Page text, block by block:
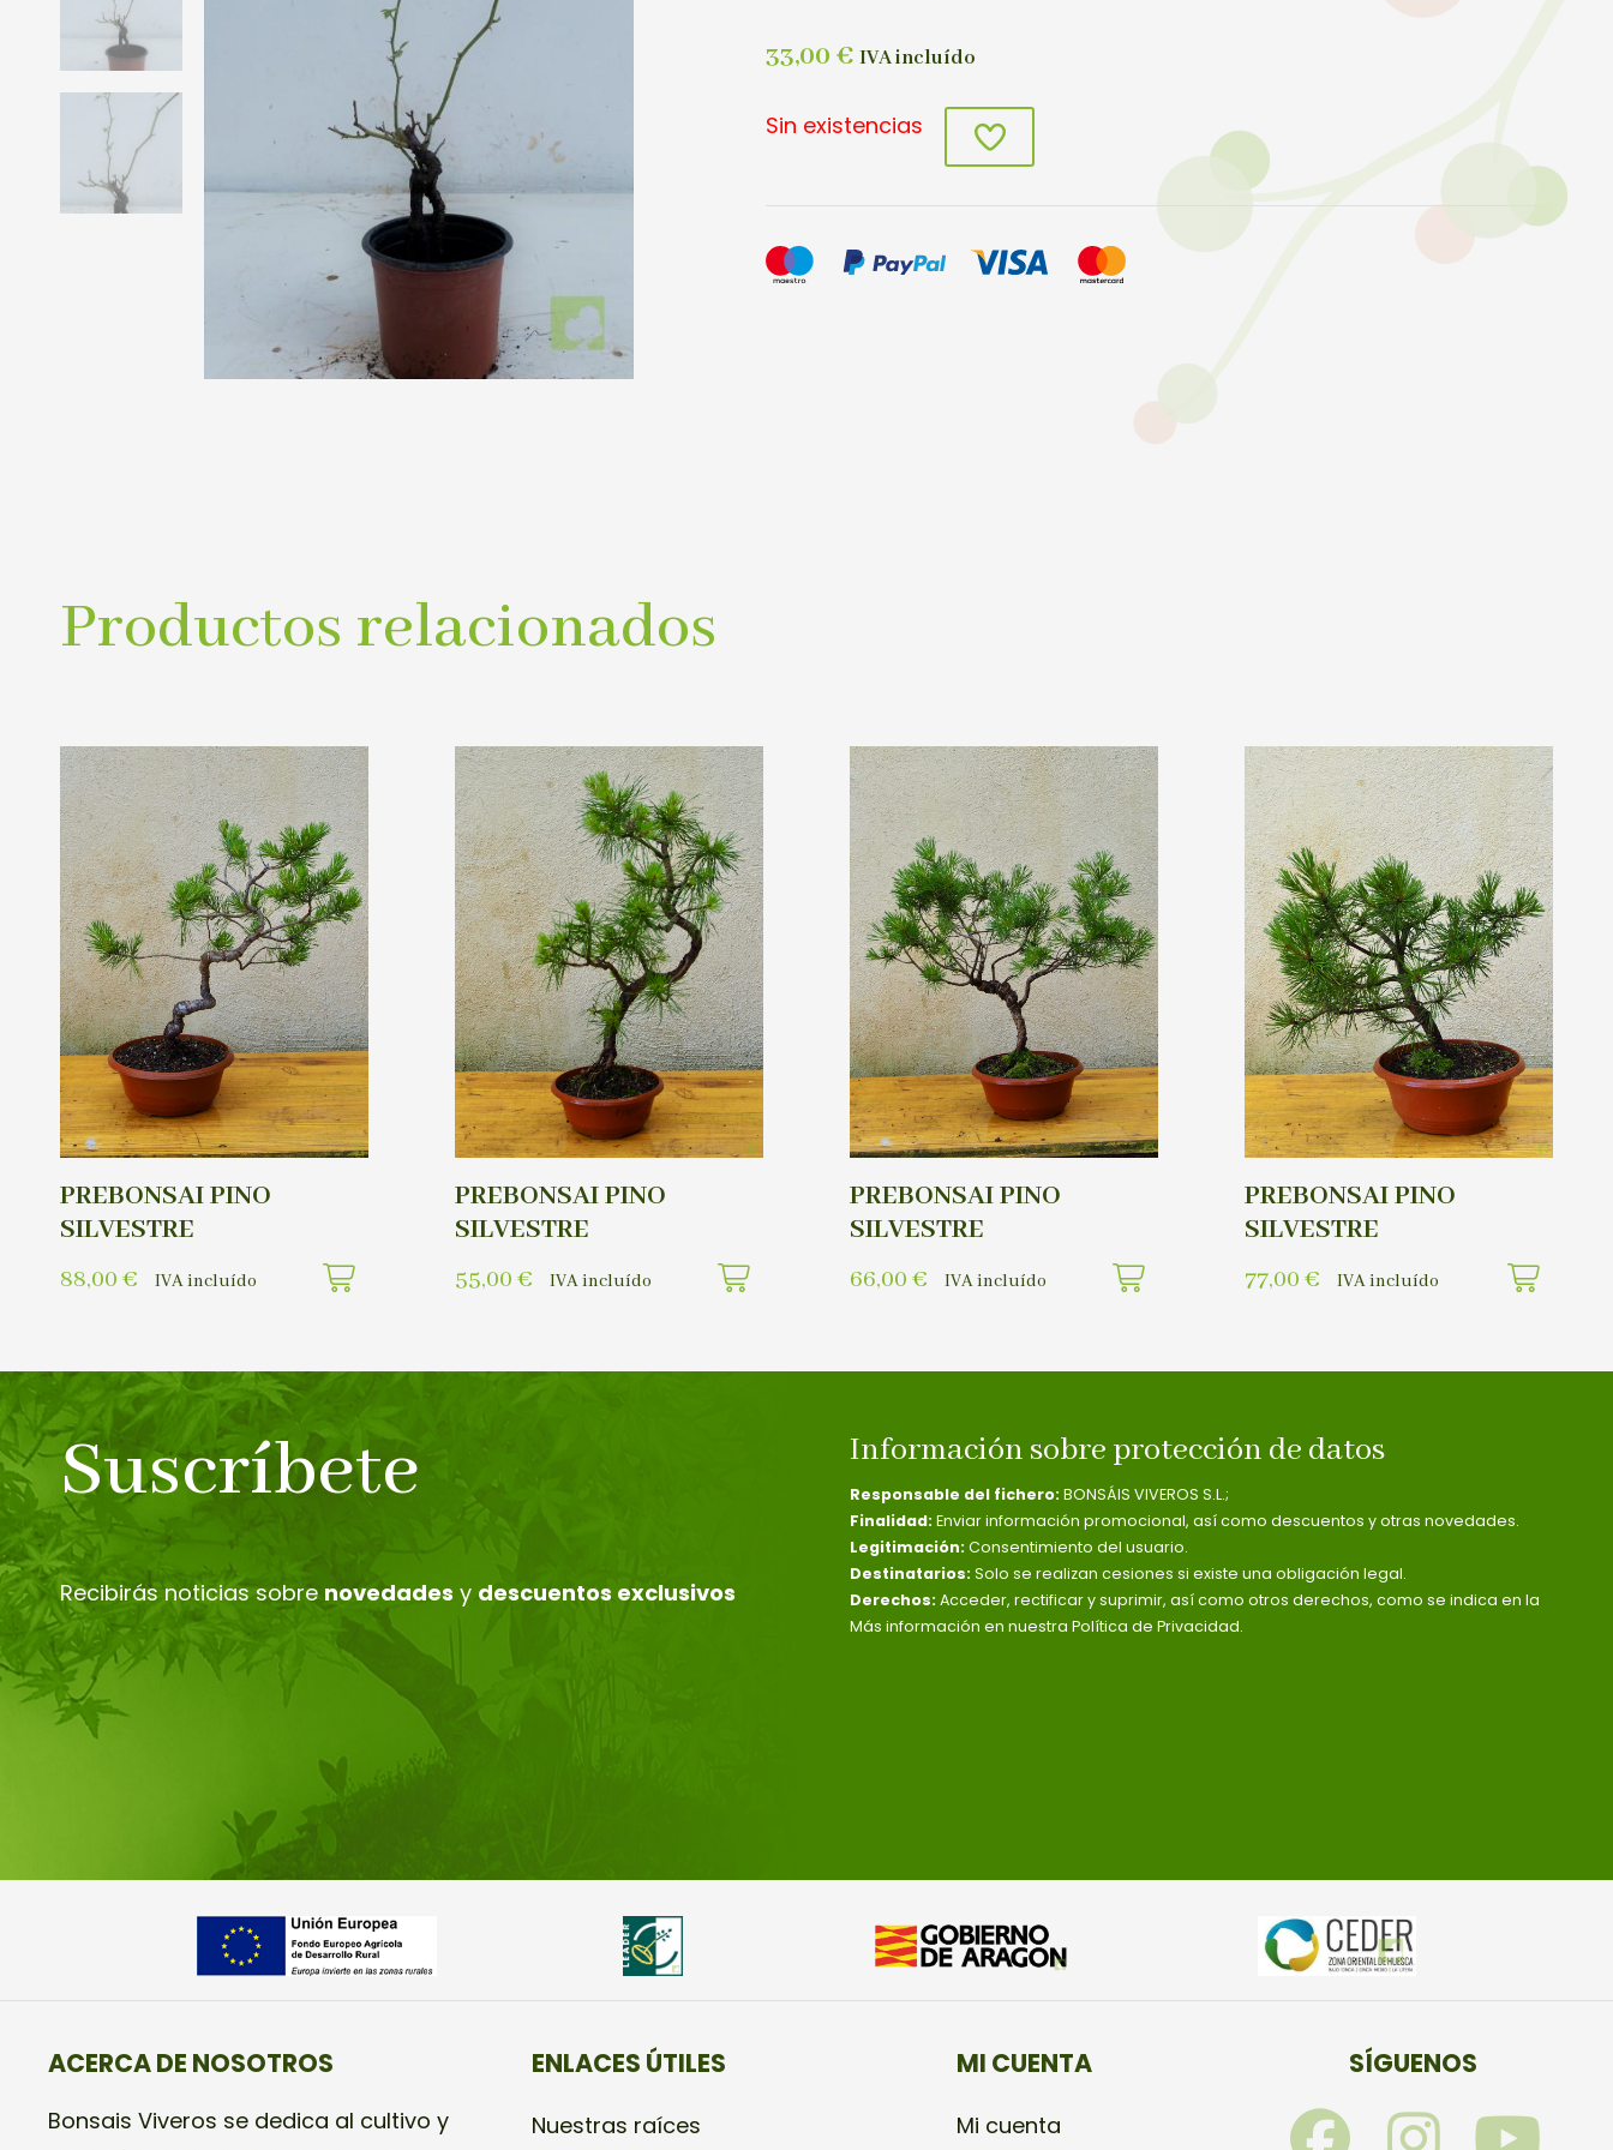
33,00€ IVA incluído
Sin existencias
Productos relacionados
PREBONSAI PINO
SILVESTRE
88,00 € IVA incluído
PREBONSAI PINO
SILVESTRE
55,00 € IVA incluído
PREBONSAI PINO
SILVESTRE
66,00 € IVA incluído
PREBONSAI PINO
SILVESTRE
77,00 € IVA incluído
Suscríbete
Recibirás noticias sobre novedades y descuentos exclusivos
Información sobre protección de datos
Responsable del fichero: BONSÁIS VIVEROS S.L.;
Finalidad: Enviar información promocional, así como descuentos y otras novedades.
Legitimación: Consentimiento del usuario.
Destinatarios: Solo se realizan cesiones si existe una obligación legal.
Derechos: Acceder, rectificar y suprimir, así como otros derechos, como se indica en la
Más información en nuestra Política de Privacidad.
ACERCA DE NOSOTROS
Bonsais Viveros se dedica al cultivo y
ENLACES ÚTILES
Nuestras raíces
MI CUENTA
Mi cuenta
SÍGUENOS
F I Y